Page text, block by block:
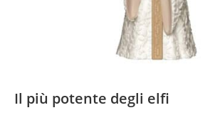
Il più potente degli elfi